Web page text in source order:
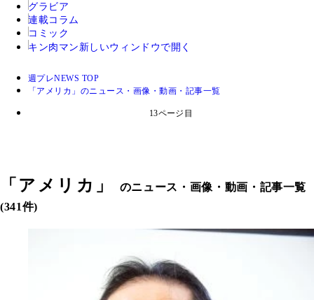
グラビア
連載コラム
コミック
キン肉マン 新しいウィンドウで開く
週プレNEWS TOP
「アメリカ」のニュース・画像・動画・記事一覧
13ページ目
「 アメリカ 」
のニュース・画像・動画・記事一覧
(341件)